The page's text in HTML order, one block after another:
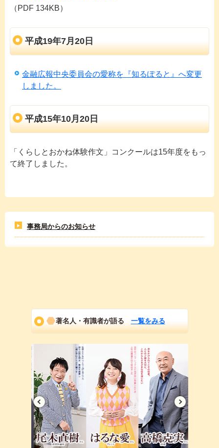
（PDF 134KB）
平成19年7月20日
金融広報中央委員会の愛称を『知るぽると』へ変更
しました。
平成15年10月20日
「くらしとおかね体験作文」コンクールは15年度をもっ
て終了しました。
事務局からのお知らせ
著名人・有識者が語る 一覧をみる